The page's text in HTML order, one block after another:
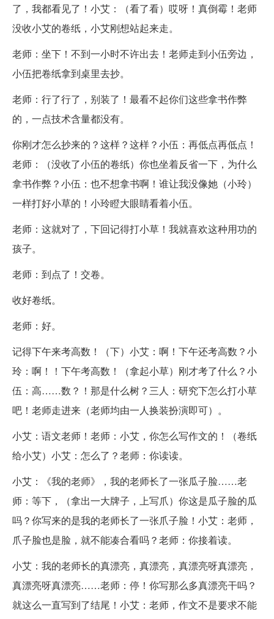
了，我都看见了！小艾：（看了看）哎呀！真倒霉！老师
没收小艾的卷纸，小艾刚想站起来走。
老师：坐下！不到一小时不许出去！老师走到小伍旁边，
小伍把卷纸拿到桌里去抄。
老师：行了行了，别装了！最看不起你们这些拿书作弊
的，一点技术含量都没有。
你刚才怎么抄来的？这样？这样？小伍：再低点再低点！
老师：（没收了小伍的卷纸）你也坐着反省一下，为什么
拿书作弊？小伍：也不想拿书啊！谁让我没像她（小玲）
一样打好小草的！小玲瞪大眼睛看着小伍。
老师：这就对了，下回记得打小草！我就喜欢这种用功的
孩子。
老师：到点了！交卷。
收好卷纸。
老师：好。
记得下午来考高数！（下）小艾：啊！下午还考高数？小
玲：啊！！下午考高数！（拿起小草）刚才考了什么？小
伍：高……数？！那是什么树？三人：研究下怎么打小草
吧！老师走进来（老师均由一人换装扮演即可）。
小艾：语文老师！老师：小艾，你怎么写作文的！（卷纸
给小艾）小艾：怎么了？老师：你读读。
小艾：《我的老师》，我的老师长了一张瓜子脸……老
师：等下，（拿出一大牌子，上写爪）你这是瓜子脸的瓜
吗？你写来的是我的老师长了一张爪子脸！小艾：老师，
爪子脸也是脸，就不能凑合看吗？老师：你接着读。
小艾：我的老师长的真漂亮，真漂亮，真漂亮呀真漂亮，
真漂亮呀真漂亮……老师：停！你写那么多真漂亮干吗？
就这么一直写到了结尾！小艾：老师，作文不是要求不能